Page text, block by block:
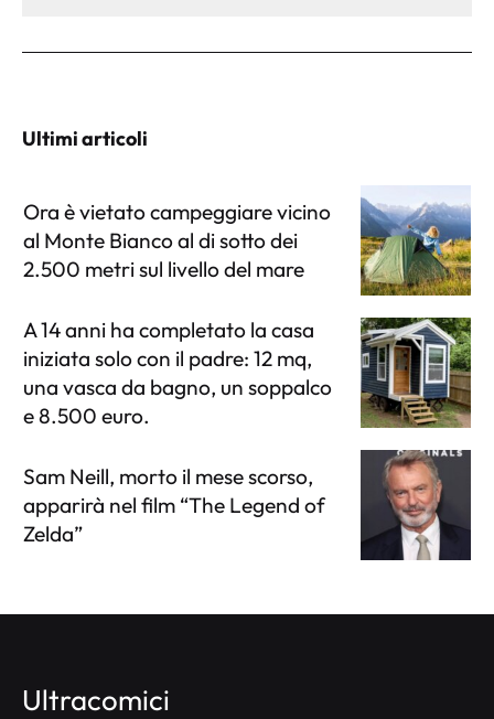
Ultimi articoli
Ora è vietato campeggiare vicino
al Monte Bianco al di sotto dei
2.500 metri sul livello del mare
A 14 anni ha completato la casa
iniziata solo con il padre: 12 mq,
una vasca da bagno, un soppalco
e 8.500 euro.
Sam Neill, morto il mese scorso,
apparirà nel film “The Legend of
Zelda”
Ultracomici